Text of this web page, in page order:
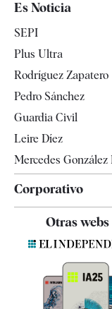
Televisión
Es Noticia
SEPI
Plus Ultra
Rodríguez Zapatero
Pedro Sánchez
Guardia Civil
Leire Díez
Mercedes González
Corporativo
Contacto
Quiénes somos
Otras webs